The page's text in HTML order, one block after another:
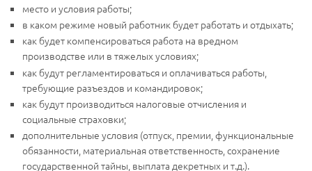
место и условия работы;
в каком режиме новый работник будет работать и отдыхать;
как будет компенсироваться работа на вредном
производстве или в тяжелых условиях;
как будут регламентироваться и оплачиваться работы,
требующие разъездов и командировок;
как будут производиться налоговые отчисления и
социальные страховки;
дополнительные условия (отпуск, премии, функциональные
обязанности, материальная ответственность, сохранение
государственной тайны, выплата декретных и т.д.).